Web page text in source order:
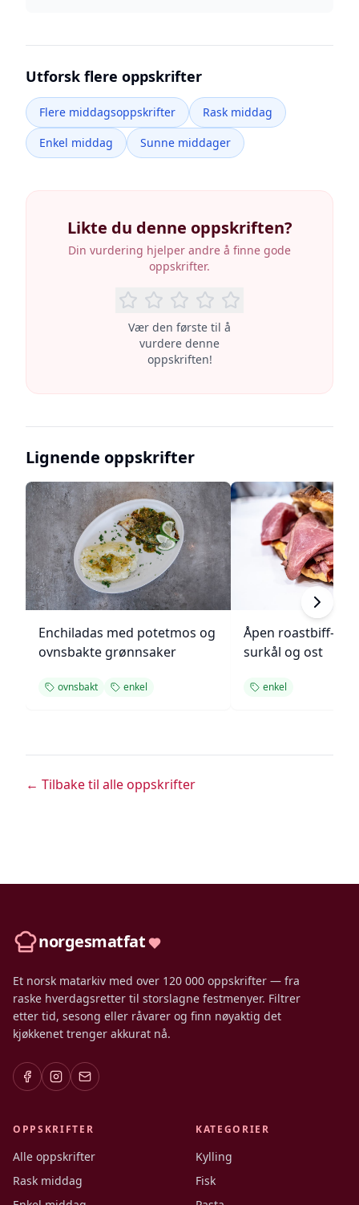
Utforsk flere oppskrifter
Flere middagsoppskrifter
Rask middag
Enkel middag
Sunne middager
Likte du denne oppskriften?
Din vurdering hjelper andre å finne gode
oppskrifter.
Vær den første til å
vurdere denne
oppskriften!
Lignende oppskrifter
Enchiladas med potetmos og
ovnsbakte grønnsaker
ovnsbakt enkel
Åpen roastbiff-
surkål og ost
enkel
← Tilbake til alle oppskrifter
norgesmatfat
Et norsk matarkiv med over 120 000 oppskrifter — fra
raske hverdagsretter til storslagne festmenyer. Filtrer
etter tid, sesong eller råvarer og finn nøyaktig det
kjøkkenet trenger akkurat nå.
OPPSKRIFTER
Alle oppskrifter
Rask middag
KATEGORIER
Kylling
Fisk